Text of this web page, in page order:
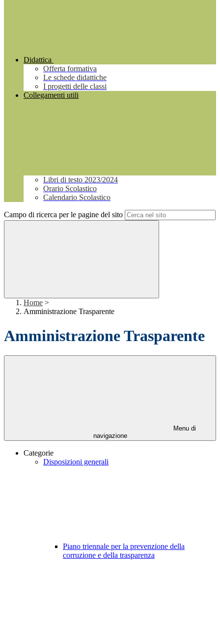
Didattica
Offerta formativa
Le schede didattiche
I progetti delle classi
Collegamenti utili
Libri di testo 2023/2024
Orario Scolastico
Calendario Scolastico
Campo di ricerca per le pagine del sito
Home >
Amministrazione Trasparente
Amministrazione Trasparente
Menu di
navigazione
Categorie
Disposizioni generali
Piano triennale per la prevenzione della
corruzione e della trasparenza